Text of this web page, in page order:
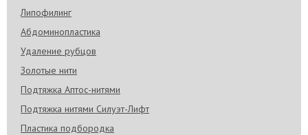
Липофилинг
Абдоминопластика
Удаление рубцов
Золотые нити
Подтяжка Аптос-нитями
Подтяжка нитями Силуэт-Лифт
Пластика подбородка